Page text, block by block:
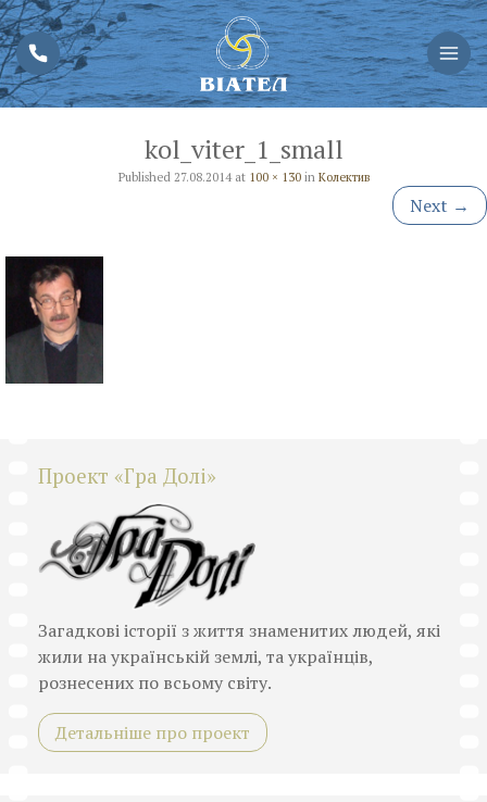
kol_viter_1_small
Published 27.08.2014at 100 × 130in Колектив
Next →
Проект «Гра Долі»
Загадкові історії з життя знаменитих людей, які
жили на українській землі, та українців,
рознесених по всьому світу.
Детальніше про проект